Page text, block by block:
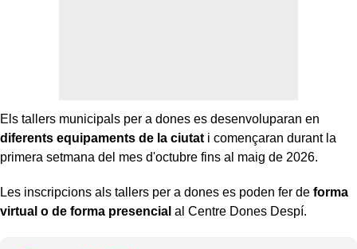
Els tallers municipals per a dones es desenvoluparan en
diferents equipaments de la ciutat i començaran durant la
primera setmana del mes d'octubre fins al maig de 2026.
Les inscripcions als tallers per a dones es poden fer de forma
virtual o de forma presencial al Centre Dones Despí.